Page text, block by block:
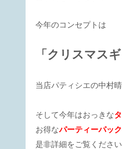
今年のコンセプトは
「クリスマスギ
当店パティシエの中村
そして今年はおっきな
お得なパーティーパック
是非詳細をご覧ください